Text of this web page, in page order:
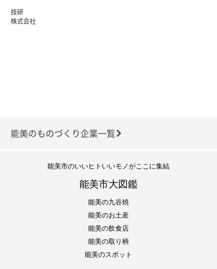
技研
株式会社
能美のものづくり企業一覧
能美市のいいヒトいいモノがここに集結
能美市大図鑑
能美の九谷焼
能美のお土産
能美の飲食店
能美の取り柄
能美のスポット